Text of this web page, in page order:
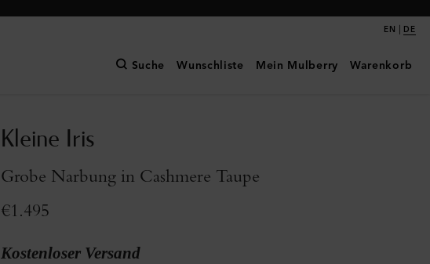
EN | DE
Suche Wunschliste Mein Mulberry Warenkorb
Kleine Iris
Grobe Narbung in Cashmere Taupe
€1.495
Kostenloser Versand